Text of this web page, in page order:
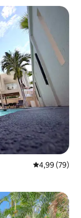
4,99 av 5 i
4,99 (79)